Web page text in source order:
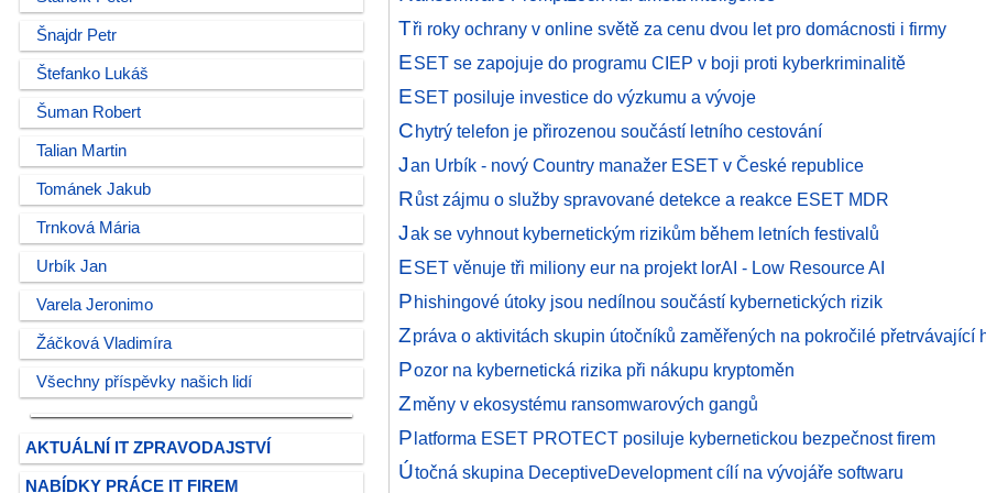
Šnajdr Petr
Štefanko Lukáš
Šuman Robert
Talian Martin
Tománek Jakub
Trnková Mária
Urbík Jan
Varela Jeronimo
Žáčková Vladimíra
Všechny příspěvky našich lidí
AKTUÁLNÍ IT ZPRAVODAJSTVÍ
NABÍDKY PRÁCE IT FIREM
Tři roky ochrany v online světě za cenu dvou let pro domácnosti i firmy
ESET se zapojuje do programu CIEP v boji proti kyberkriminalitě
ESET posiluje investice do výzkumu a vývoje
Chytrý telefon je přirozenou součástí letního cestování
Jan Urbík - nový Country manažer ESET v České republice
Růst zájmu o služby spravované detekce a reakce ESET MDR
Jak se vyhnout kybernetickým rizikům během letních festivalů
ESET věnuje tři miliony eur na projekt lorAI - Low Resource AI
Phishingové útoky jsou nedílnou součástí kybernetických rizik
Zpráva o aktivitách skupin útočníků zaměřených na pokročilé přetrvávající
Pozor na kybernetická rizika při nákupu kryptoměn
Změny v ekosystému ransomwarových gangů
Platforma ESET PROTECT posiluje kybernetickou bezpečnost firem
Útočná skupina DeceptiveDevelopment cílí na vývojáře softwaru